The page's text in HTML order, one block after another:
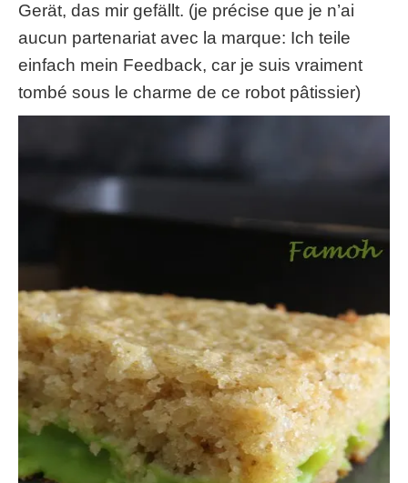
Gerät, das mir gefällt. (je précise que je n’ai
aucun partenariat avec la marque: Ich teile
einfach mein Feedback, car je suis vraiment
tombé sous le charme de ce robot pâtissier)